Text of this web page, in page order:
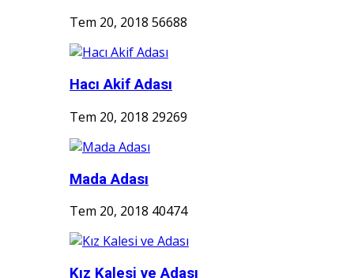
Tem 20, 2018 56688
Hacı Akif Adası
Tem 20, 2018 29269
Mada Adası
Tem 20, 2018 40474
Kız Kalesi ve Adası